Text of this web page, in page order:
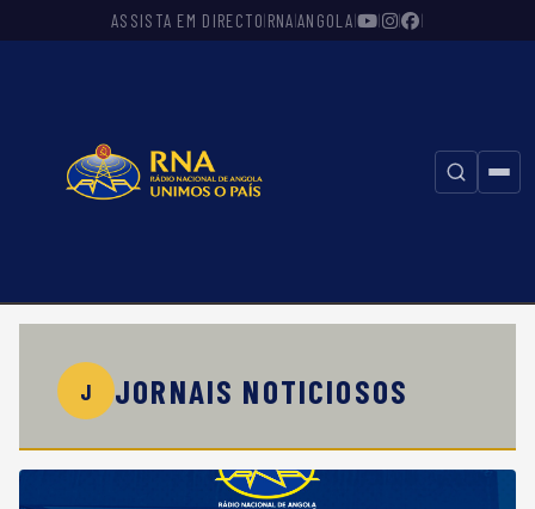
ASSISTA EM DIRECTO|RNA|ANGOLA| | | |
⚲
J JORNAIS NOTICIOSOS